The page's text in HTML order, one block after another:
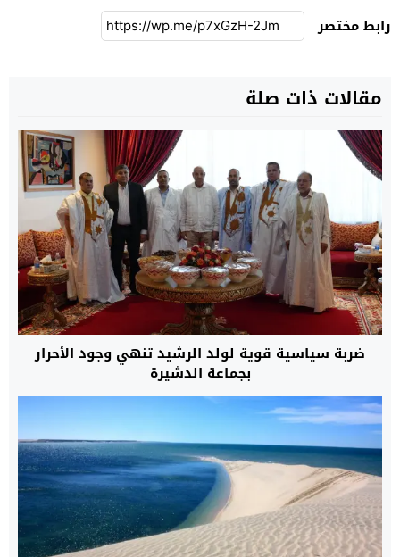
رابط مختصر
مقالات ذات صلة
ضربة سياسية قوية لولد الرشيد تنهي وجود الأحرار
بجماعة الدشيرة